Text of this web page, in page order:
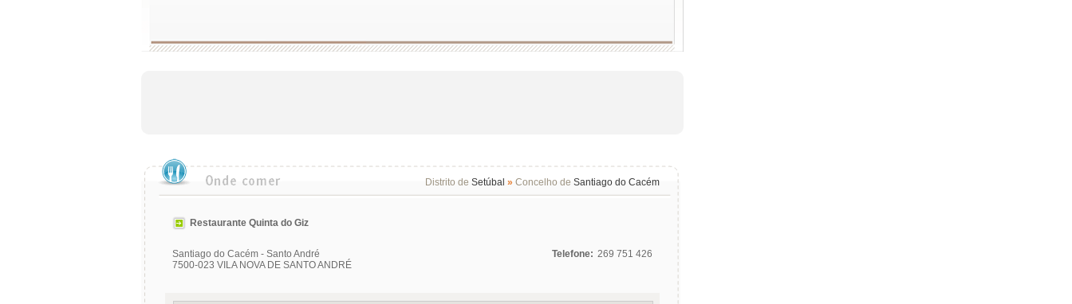
Distrito de Setúbal » Concelho de Santiago do Cacém
Restaurante Quinta do Giz
Santiago do Cacém - Santo André
7500-023 VILA NOVA DE SANTO ANDRÉ
Telefone: 269 751 426